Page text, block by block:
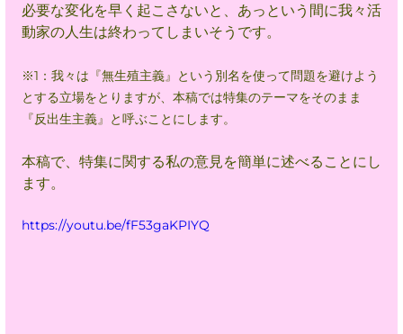
必要な変化を早く起こさないと、あっという間に我々活
動家の人生は終わってしまいそうです。
※1：我々は『無生殖主義』という別名を使って問題を避けよう
とする立場をとりますが、 本稿では特集のテーマをそのまま
『反出生主義』と呼ぶことにします。
本稿で、特集に関する私の意見を簡単に述べることにし
ます。
https://youtu.be/fF53gaKPIYQ